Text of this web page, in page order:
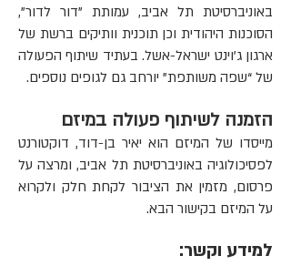
באוניברסיטת תל אביב, עמותת "דור לדור",
הסוכנות היהודית וכן תוכנית וותיקים ברשת של
ארגון ג’וינט ישראל-אשל. בעתיד שיתוף הפעולה
של “שפה משותפת” יורחב גם לגופים נוספים.
הזמנה לשיתוף פעולה במיזם
מייסדו של המיזם הוא יאיר בן-דוד, דוקטורנט
לפסיכולוגיה באוניברסיטת תל אביב, ומרצה על
פרסום, מזמין את הציבור לקחת חלק ולקרוא
על המיזם בקישור הבא.
למידע וקשר: